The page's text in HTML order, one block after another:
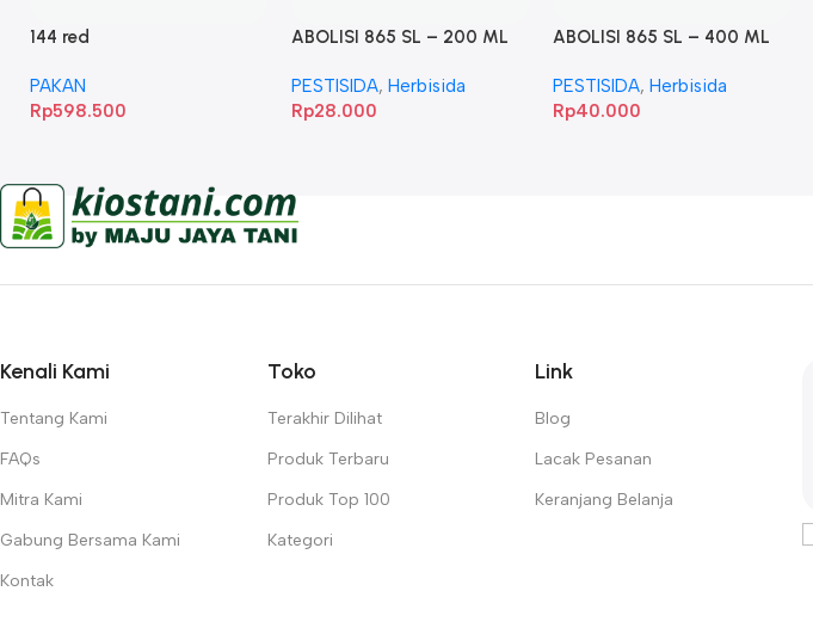
144 red
PAKAN
Rp598.500
ABOLISI 865 SL – 200 ML
PESTISIDA, Herbisida
Rp28.000
ABOLISI 865 SL – 400 ML
PESTISIDA, Herbisida
Rp40.000
Kenali Kami
Tentang Kami
FAQs
Mitra Kami
Gabung Bersama Kami
Kontak
Toko
Terakhir Dilihat
Produk Terbaru
Produk Top 100
Kategori
Link
Blog
Lacak Pesanan
Keranjang Belanja